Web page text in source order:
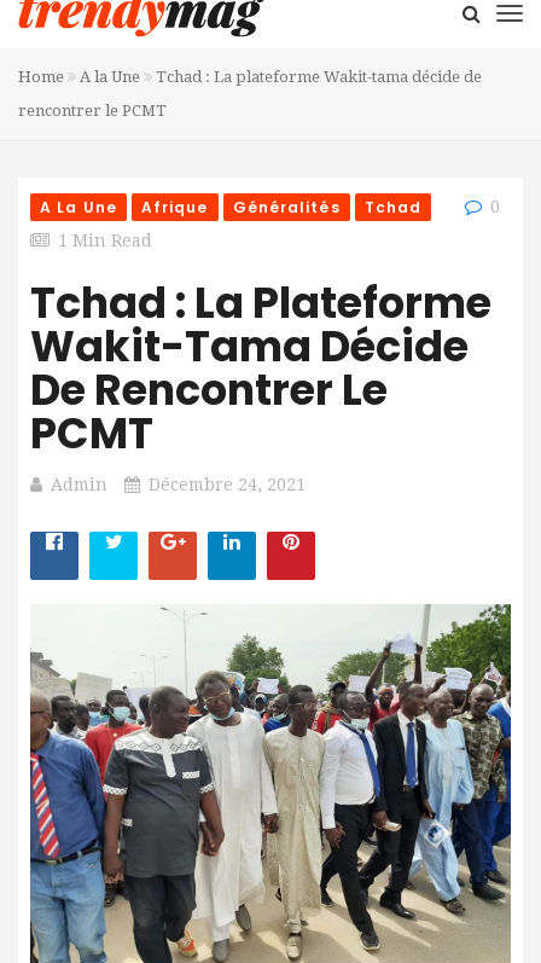
Home A la Une
Tchad : La plateforme Wakit-tama décide de
rencontrer le PCMT
A La Une Afrique Généralités Tchad
0
1 Min Read
Tchad : La Plateforme
Wakit-Tama Décide
De Rencontrer Le
PCMT
Admin Décembre 24, 2021